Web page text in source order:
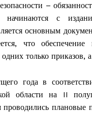
–
начинаются с
основным
что
только приказов,
года в
области на II
плановые